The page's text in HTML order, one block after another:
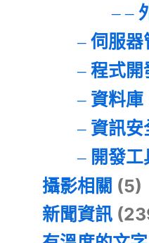
伺服器
程式開
資料庫
資訊安
開發
攝影相關 (5)
新聞資訊